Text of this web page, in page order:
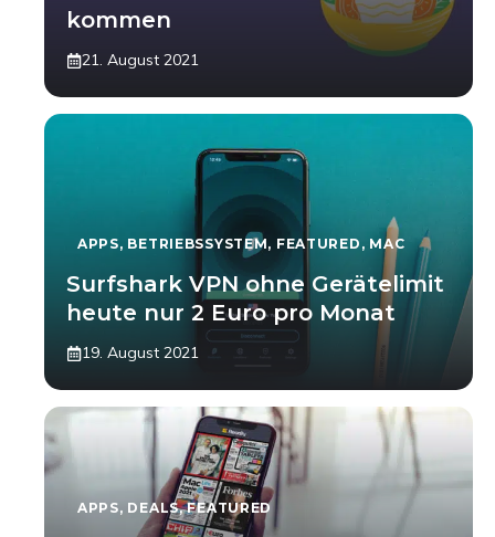
kommen
21. August 2021
APPS, BETRIEBSSYSTEM, FEATURED , MAC
Surfshark VPN ohne Gerätelimit
heute nur 2 Euro pro Monat
19. August 2021
APPS, DEALS,FEATURED